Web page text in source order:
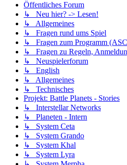
Öffentliches Forum
↳ Neu hier? -> Lesen!
↳ Allgemeines
↳ Fragen rund ums Spiel
↳ Fragen zum Programm
↳ Fragen zu Regeln,
↳ Neuspielerforum
↳ English
↳ Allgemeines
↳ Technisches
Projekt: Battle Planets - Stories
↳ Interstellar Networks
↳ Planeten - Intern
↳ System Ceta
↳ System Grando
↳ System Khal
↳ System Lyra